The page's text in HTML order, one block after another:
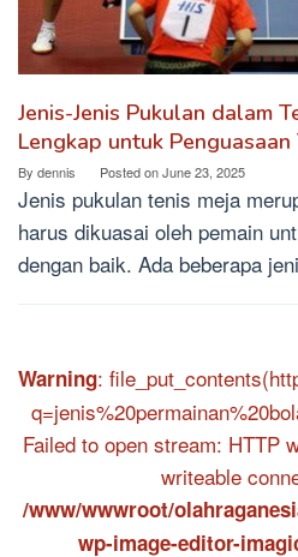
Jenis-Jenis Pukulan dalam
Lengkap untuk Penguasaan
By dennis Posted onJune 23, 2025
Jenis pukulan tenis meja
harus dikuasai oleh pemain
dengan baik. Ada beberapa
Warning:
Failed to open stream: HTTP
writeable
/www/wwwroot/
wp-image-editor-